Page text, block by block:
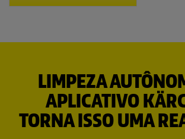
LIMPEZA
APLICATIVO
TORNA ISSO UMA